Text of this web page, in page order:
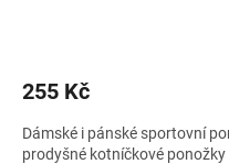
255 Kč
Dámské i pánské sportovní
prodyšné kotníčkové